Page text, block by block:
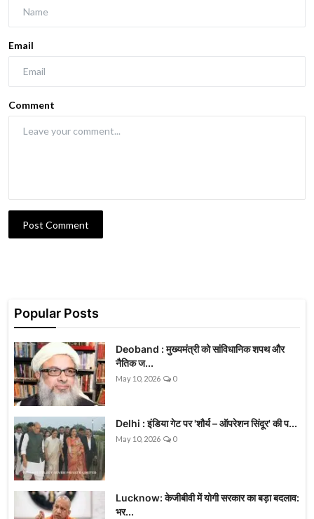
Email
Comment
Post Comment
Popular Posts
Deoband : मुख्यमंत्री को सांविधानिक शपथ और
नैतिक ज...
May 10, 2026 0
Delhi : इंडिया गेट पर 'शौर्य – ऑपरेशन सिंदूर' की प...
May 10, 2026 0
Lucknow: केजीबीवी में योगी सरकार का बड़ा बदलाव:
भर...